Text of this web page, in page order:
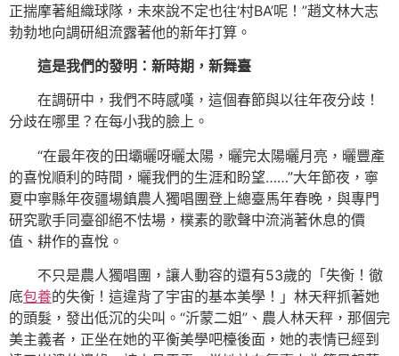
正揣摩著組織球隊，未來說不定也往‘村BA’呢！”趙文林大志
勃勃地向調研組流露著他的新年打算。
這是我們的發明：新時期，新舞臺
在調研中，我們不時感嘆，這個春節與以往年夜分歧！
分歧在哪里？在每小我的臉上。
“在最年夜的田壩曬呀曬太陽，曬完太陽曬月亮，曬豐產
的喜悅順利的時間，曬我們的生涯和盼望……”大年節夜，寧
夏中寧縣年夜疆場鎮農人獨唱團登上總臺馬年春晚，與專門
研究歌手同臺卻絕不怯場，樸素的歌聲中流淌著休息的價
值、耕作的喜悅。
不只是農人獨唱團，讓人動容的還有53歲的「失衡！徹
底包養的失衡！這違背了宇宙的基本美學！」林天秤抓著她
的頭髮，發出低沉的尖叫。“沂蒙二姐”、農人林天秤，那個完
美主義者，正坐在她的平衡美學吧檯後面，她的表情已經到